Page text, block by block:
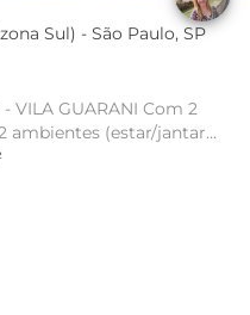
Sul) - São Paulo, SP
GUARANI Com 2